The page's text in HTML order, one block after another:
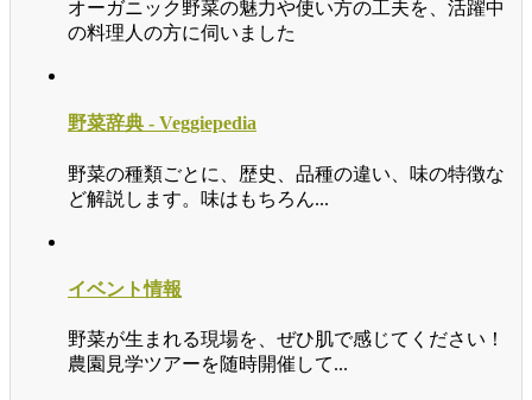
オーガニック野菜の魅力や使い方の工夫を、活躍中
の料理人の方に伺いました
野菜辞典 - Veggiepedia
野菜の種類ごとに、歴史、品種の違い、味の特徴な
ど解説します。味はもちろん...
イベント情報
野菜が生まれる現場を、ぜひ肌で感じてください！
農園見学ツアーを随時開催して...